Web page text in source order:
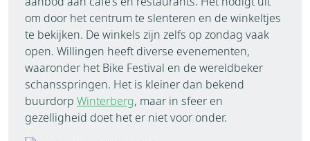
om door het centrum te slenteren en de winkeltjes
te bekijken. De winkels zijn zelfs op zondag vaak
open. Willingen heeft diverse evenementen,
waaronder het Bike Festival en de wereldbeker
schansspringen. Het is kleiner dan bekend
buurdorp Winterberg, maar in sfeer en
gezelligheid doet het er niet voor onder.